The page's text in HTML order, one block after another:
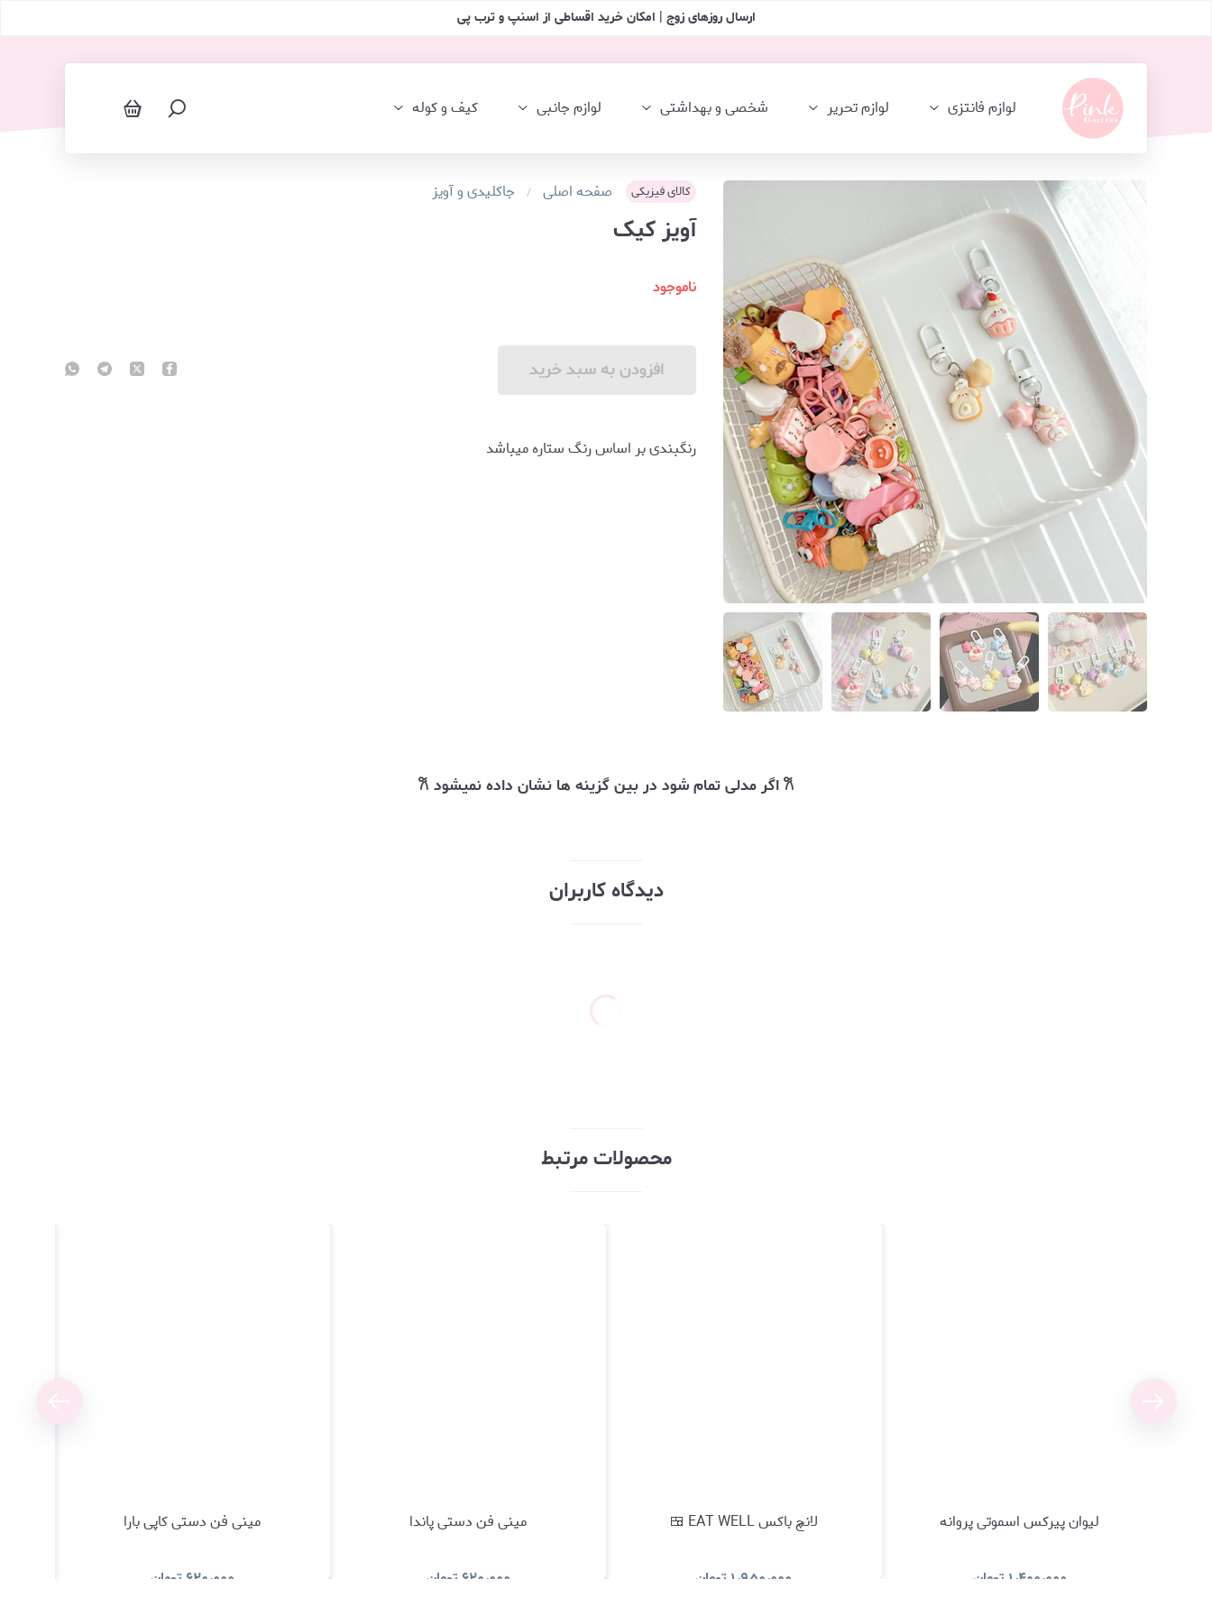
ارسال روزهای زوج | امکان خرید اقساطی از اسنپ و ترب پی
لوازم فانتزی لوازم تحریر شخصی و بهداشتی لوازم جانبی کیف و کوله
کالای فیزیکی صفحه اصلی جاکلیدی و آویز
آویز کیک
ناموجود
افزودن به سبد خرید
رنگبندی بر اساس رنگ ستاره میباشد
𐙚اگر مدلی تمام شود در بین گزینه ها نشان داده نمیشود 𐙚
دیدگاه کاربران
محصولات مرتبط
لیوان پیرکس اسموتی پروانه
۱٫۴۰۰٫۰۰۰ تومان
لانچ باکس EAT WELL 🍱
۱٫۹۵۰٫۰۰۰ تومان
مینی فن دستی پاندا
۶۲۰٫۰۰۰ تومان
مینی فن دستی کاپی بارا
۶۲۰٫۰۰۰ تومان